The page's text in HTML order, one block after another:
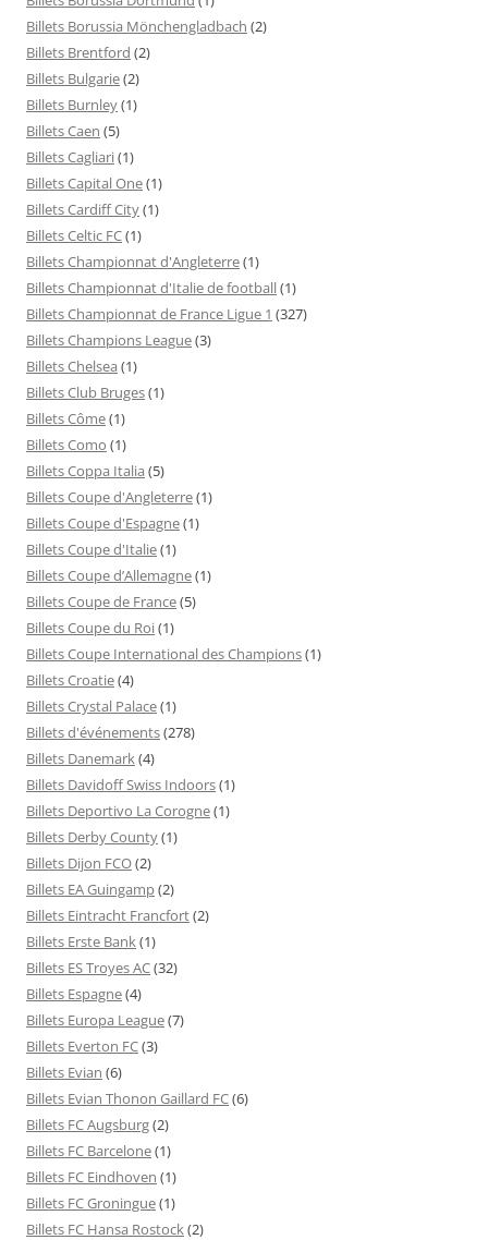
Billets Borussia Mönchengladbach (2)
Billets Brentford (2)
Billets Bulgarie(2)
Billets Burnley(1)
Billets Caen (5)
Billets Cagliari(1)
Billets Capital One(1)
Billets Cardiff City(1)
Billets Celtic FC(1)
Billets Championnat d'Angleterre(1)
Billets Championnat d'Italie de football(1)
Billets Championnat de France Ligue 1 (327)
Billets Champions League(3)
Billets Chelsea (1)
Billets Club Bruges(1)
Billets Côme(1)
Billets Como (1)
Billets Coppa Italia (5)
Billets Coupe d'Angleterre(1)
Billets Coupe d'Espagne(1)
Billets Coupe d'Italie(1)
Billets Coupe d’Allemagne(1)
Billets Coupe de France(5)
Billets Coupe du Roi(1)
Billets Coupe International des Champions(1)
Billets Croatie(4)
Billets Crystal Palace(1)
Billets d'événements(278)
Billets Danemark(4)
Billets Davidoff Swiss Indoors(1)
Billets Deportivo La Corogne(1)
Billets Derby County(1)
Billets Dijon FCO(2)
Billets EA Guingamp(2)
Billets Eintracht Francfort(2)
Billets Erste Bank(1)
Billets ES Troyes AC(32)
Billets Espagne(4)
Billets Europa League(7)
Billets Everton FC(3)
Billets Evian (6)
Billets Evian Thonon Gaillard FC(6)
Billets FC Augsburg(2)
Billets FC Barcelone(1)
Billets FC Eindhoven (1)
Billets FC Groningue(1)
Billets FC Hansa Rostock(2)